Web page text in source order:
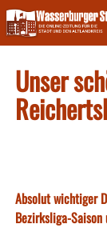
Skip
to
content
Unser
Absolut wichtiger
Bezirksliga-